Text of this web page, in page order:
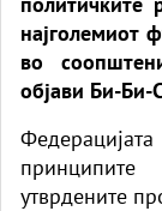
најголемиот
во
објави Би-Би-
утврдените